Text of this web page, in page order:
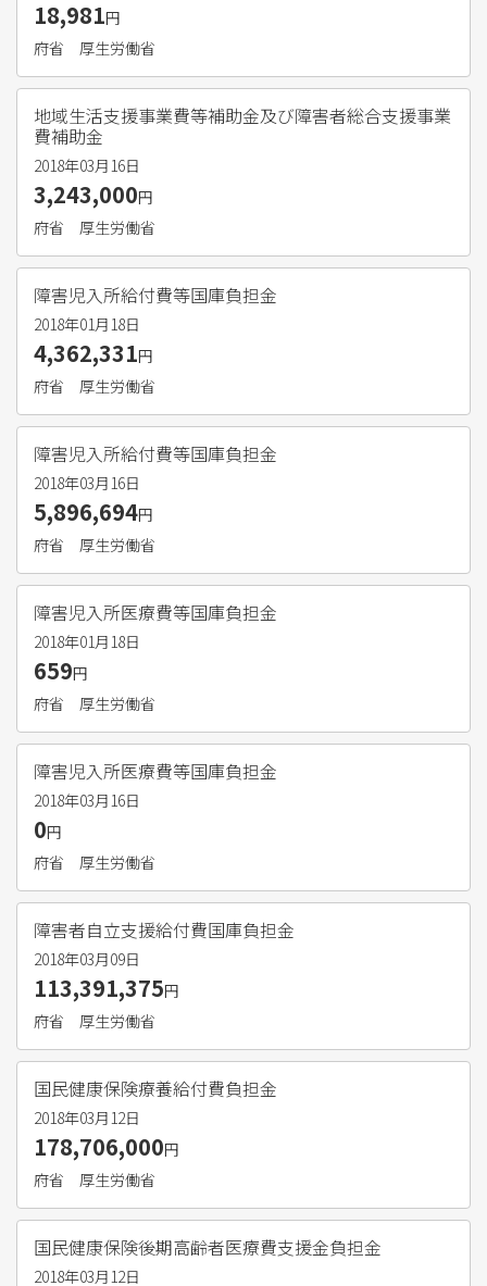
18,981円
府省
厚生労働省
地域生活支援事業費等補助金及び障害者総合支援事業
費補助金
2018年03月16日
3,243,000円
府省
厚生労働省
障害児入所給付費等国庫負担金
2018年01月18日
4,362,331円
府省
厚生労働省
障害児入所給付費等国庫負担金
2018年03月16日
5,896,694円
府省
厚生労働省
障害児入所医療費等国庫負担金
2018年01月18日
659円
府省
厚生労働省
障害児入所医療費等国庫負担金
2018年03月16日
0円
府省
厚生労働省
障害者自立支援給付費国庫負担金
2018年03月09日
113,391,375円
府省
厚生労働省
国民健康保険療養給付費負担金
2018年03月12日
178,706,000円
府省
厚生労働省
国民健康保険後期高齢者医療費支援金負担金
2018年03月12日